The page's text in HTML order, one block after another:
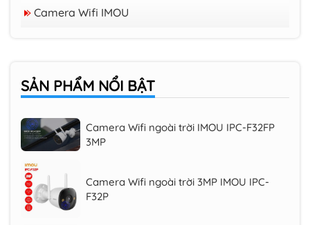
Trọn Bộ 04 Camera
Camera Wifi IMOU
SẢN PHẨM NỔI BẬT
PRO
3MP
F32P